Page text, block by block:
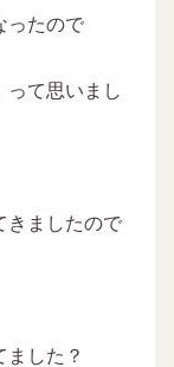
ったので
って思いまし
きましたので
ました？